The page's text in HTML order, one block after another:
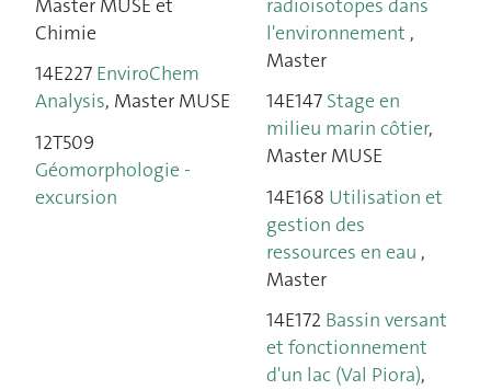
Master MUSE et
Chimie
14E227 EnviroChem
Analysis, Master MUSE
12T509
Géomorphologie -
excursion
radioisotopes dans
l'environnement ,
Master
14E147 Stage en
milieu marin côtier,
Master MUSE
14E168 Utilisation et
gestion des
ressources en eau ,
Master
14E172 Bassin versant
et fonctionnement
d'un lac (Val Piora),